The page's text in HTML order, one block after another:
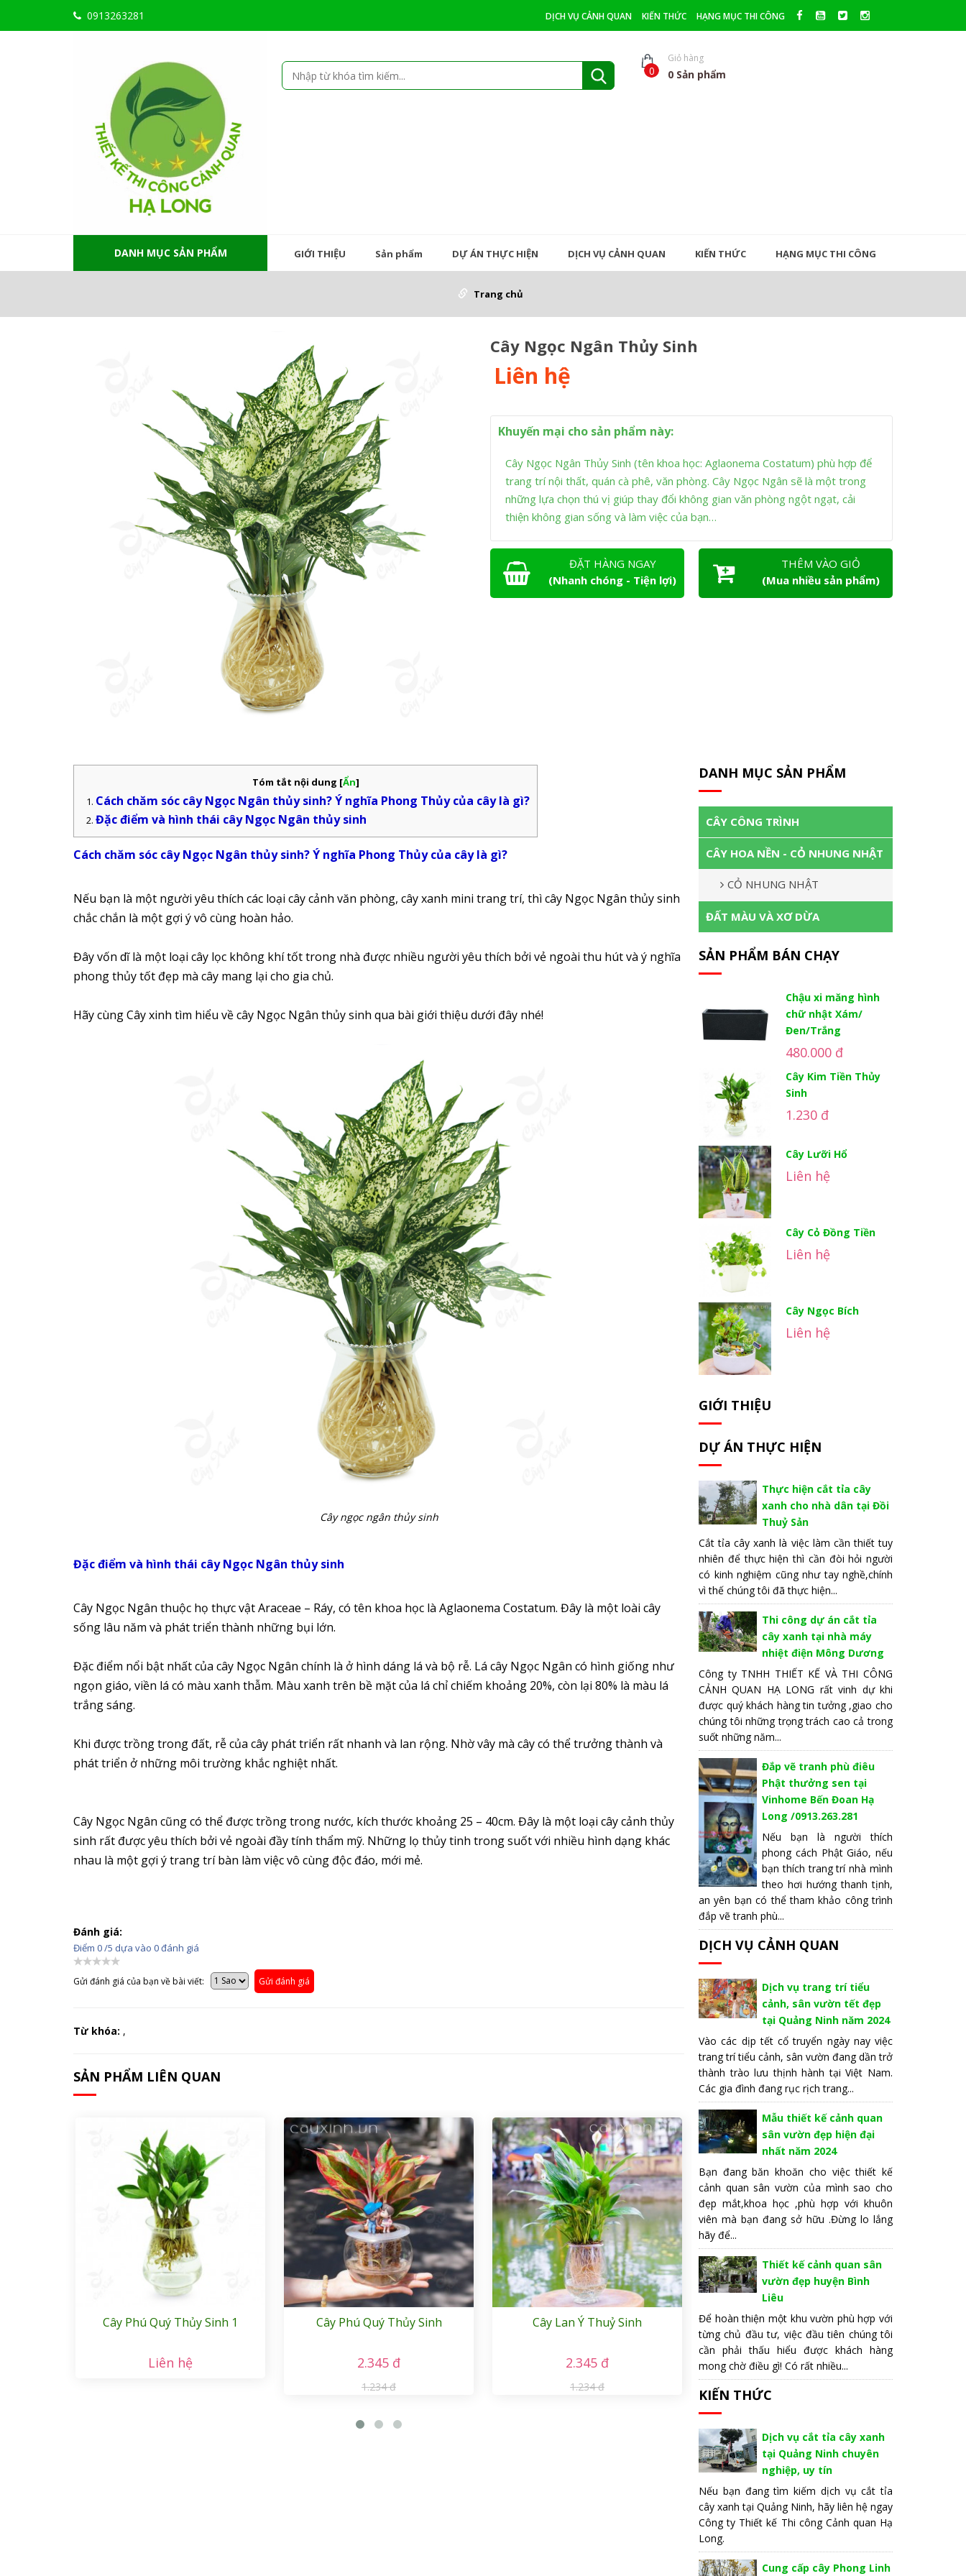
0913263281 DỊCH VỤ CẢNH QUAN KIẾN THỨC HẠNG MỤC THI CÔNG
0
Giỏ hàng
0 Sản phẩm
DANH MỤC SẢN PHẨM GIỚI THIỆU Sản phẩm DỰ ÁN THỰC HIỆN DỊCH VỤ CẢNH QUAN KIẾN THỨC HẠNG MỤC THI CÔNG
Trang chủ
Cây Ngọc Ngân Thủy Sinh
Liên hệ
Khuyến mại cho sản phẩm này:
Cây Ngọc Ngân Thủy Sinh (tên khoa học: Aglaonema Costatum) phù hợp để
trang trí nội thất, quán cà phê, văn phòng. Cây Ngọc Ngân sẽ là một trong
những lựa chọn thú vị giúp thay đổi không gian văn phòng ngột ngạt, cải
thiện không gian sống và làm việc của bạn…
ĐẶT HÀNG NGAY
(Nhanh chóng - Tiện lợi)
THÊM VÀO GIỎ
(Mua nhiều sản phẩm)
Tóm tắt nội dung [Ẩn]
Cách chăm sóc cây Ngọc Ngân thủy sinh? Ý nghĩa Phong Thủy của cây là gì?
Đặc điểm và hình thái cây Ngọc Ngân thủy sinh
Cách chăm sóc cây Ngọc Ngân thủy sinh? Ý nghĩa Phong Thủy của cây là gì?
Nếu bạn là một người yêu thích các loại cây cảnh văn phòng, cây xanh mini trang trí, thì cây Ngọc Ngân thủy sinh
chắc chắn là một gợi ý vô cùng hoàn hảo.
Đây vốn dĩ là một loại cây lọc không khí tốt trong nhà được nhiều người yêu thích bởi vẻ ngoài thu hút và ý nghĩa
phong thủy tốt đẹp mà cây mang lại cho gia chủ.
Hãy cùng Cây xinh tìm hiểu về cây Ngọc Ngân thủy sinh qua bài giới thiệu dưới đây nhé!
Cây ngọc ngân thủy sinh
Đặc điểm và hình thái cây Ngọc Ngân thủy sinh
Cây Ngọc Ngân thuộc họ thực vật Araceae – Ráy, có tên khoa học là Aglaonema Costatum. Đây là một loài cây
sống lâu năm và phát triển thành những bụi lớn.
Đặc điểm nổi bật nhất của cây Ngọc Ngân chính là ở hình dáng lá và bộ rễ. Lá cây Ngọc Ngân có hình giống như
ngọn giáo, viền lá có màu xanh thẫm. Màu xanh trên bề mặt của lá chỉ chiếm khoảng 20%, còn lại 80% là màu lá
trắng sáng.
Khi được trồng trong đất, rễ của cây phát triển rất nhanh và lan rộng. Nhờ vây mà cây có thể trưởng thành và
phát triển ở những môi trường khắc nghiệt nhất.
Cây Ngọc Ngân cũng có thể được trồng trong nước, kích thước khoảng 25 – 40cm. Đây là một loại cây cảnh thủy
sinh rất được yêu thích bởi vẻ ngoài đầy tính thẩm mỹ. Những lọ thủy tinh trong suốt với nhiều hình dạng khác
nhau là một gợi ý trang trí bàn làm việc vô cùng độc đáo, mới mẻ.
Đánh giá:
Điểm 0/5 dựa vào 0đánh giá
Gửi đánh giá của bạn về bài viết: Gửi đánh giá
Từ khóa: ,
SẢN PHẨM LIÊN QUAN
Cây Phú Quý Thủy Sinh 1
Liên hệ
Cây Phú Quý Thủy Sinh
2.345 đ
1.234 đ
Cây Lan Ý Thuỷ Sinh
2.345 đ
1.234 đ
Cây Kim Tiền Thủy Sinh
2.340 đ
DANH MỤC SẢN PHẨM
CÂY CÔNG TRÌNH
CÂY HOA NỀN - CỎ NHUNG NHẬT
CỎ NHUNG NHẬT
ĐẤT MÀU VÀ XƠ DỪA
SẢN PHẨM BÁN CHẠY
Chậu xi măng hình
chữ nhật Xám/
Đen/Trắng
480.000 đ
Cây Kim Tiền Thủy
Sinh
1.230 đ
Cây Lưỡi Hổ
Liên hệ
Cây Cỏ Đồng Tiền
Liên hệ
Cây Ngọc Bích
Liên hệ
GIỚI THIỆU
DỰ ÁN THỰC HIỆN
Thực hiện cắt tỉa cây
xanh cho nhà dân tại Đồi
Thuỷ Sản
Cắt tỉa cây xanh là việc làm cần thiết tuy
nhiên để thực hiện thì cần đòi hỏi người
có kinh nghiệm cũng như tay nghề,chính
vì thế chúng tôi đã thực hiện...
Thi công dự án cắt tỉa
cây xanh tại nhà máy
nhiệt điện Mông Dương
Công ty TNHH THIẾT KẾ VÀ THI CÔNG
CẢNH QUAN HẠ LONG rất vinh dự khi
được quý khách hàng tin tưởng ,giao cho
chúng tôi những trọng trách cao cả trong
suốt những năm...
Đắp vẽ tranh phù điêu
Phật thưởng sen tại
Vinhome Bến Đoan Hạ
Long /0913.263.281
Nếu bạn là người thích
phong cách Phật Giáo, nếu
bạn thích trang trí nhà mình
theo hơi hướng thanh tịnh,
an yên bạn có thể tham khảo công trình
đắp vẽ tranh phù...
DỊCH VỤ CẢNH QUAN
Dịch vụ trang trí tiểu
cảnh, sân vườn tết đẹp
tại Quảng Ninh năm 2024
Vào các dịp tết cổ truyển ngày nay việc
trang trí tiểu cảnh, sân vườn đang dần trở
thành trào lưu thịnh hành tại Việt Nam.
Các gia đình đang rục rịch trang...
Mẫu thiết kế cảnh quan
sân vườn đẹp hiện đại
nhất năm 2024
Bạn đang băn khoăn cho việc thiết kế
cảnh quan sân vườn của mình sao cho
đẹp mắt,khoa học ,phù hợp với khuôn
viên mà bạn đang sở hữu .Đừng lo lắng
hãy để...
Thiết kế cảnh quan sân
vườn đẹp huyện Bình
Liêu
Để hoàn thiện một khu vườn phù hợp với
từng chủ đầu tư, việc đầu tiên chúng tôi
cần phải thấu hiểu được khách hàng
mong chờ điều gì! Có rất nhiều...
KIẾN THỨC
Dịch vụ cắt tỉa cây xanh
tại Quảng Ninh chuyên
nghiệp, uy tín
Nếu bạn đang tìm kiếm dịch vụ cắt tỉa
cây xanh tại Quảng Ninh, hãy liên hệ ngay
Công ty Thiết kế Thi công Cảnh quan Hạ
Long.
Cung cấp cây Phong Linh